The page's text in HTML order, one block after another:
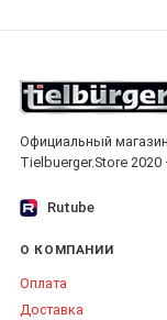
Официальный
Tielbuerger.Store 2020
Rutube
О КОМПАНИИ
Оплата
Доставка